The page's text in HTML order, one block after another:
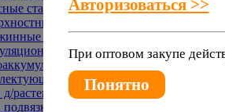
станции
насосы
насосы
насосы
и расширительные баки
к насосам
растений
д/растений
Авторизоваться >>
При оптовом закупе
Понятно